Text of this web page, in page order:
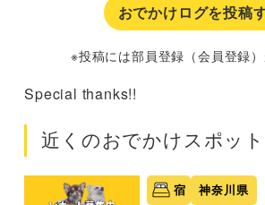
おでかけログを投稿
※投稿には部員登録（会員登録
Special thanks!!
近くのおでかけスポット
宿 神奈川県